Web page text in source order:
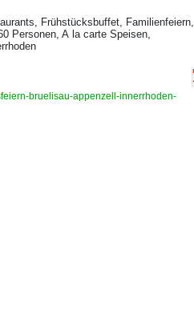
Frühstücksbuffet, Familienfeiern,
Personen, A la carte Speisen,
bruelisau-appenzell-innerrhoden-